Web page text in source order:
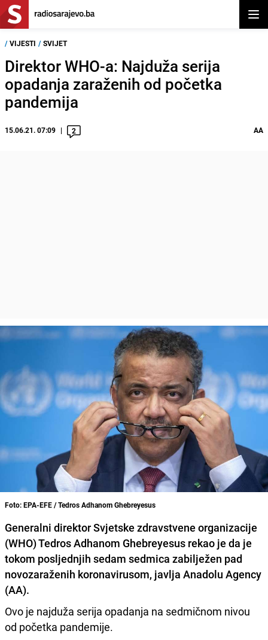
/ VIJESTI / SVIJET
Direktor WHO-a: Najduža serija
opadanja zaraženih od početka
pandemija
15.06.21. 07:09 2 AA
Foto: EPA-EFE / Tedros Adhanom Ghebreyesus
Generalni direktorSvjetske zdravstvene organizacije
(WHO)Tedros Adhanom Ghebreyesus rekao je da je
tokom posljednjih sedam sedmica zabilježen pad
novozaraženih koronavirusom, javlja Anadolu Agency
(AA).
Ovo je najduža serija opadanja na sedmičnom nivou
od početka pandemije.